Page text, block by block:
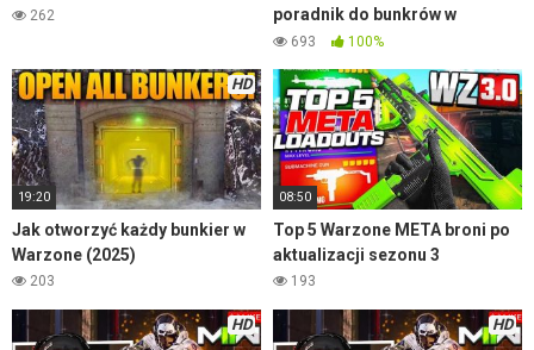
262
poradnik do bunkrów w
Warzone
693 100%
HD
19:20
Jak otworzyć każdy bunkier w
Warzone (2025)
203
08:50
Top 5 Warzone META broni po
aktualizacji sezonu 3
193
HD HD